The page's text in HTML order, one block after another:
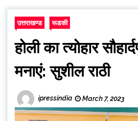
उत्तराखण्ड रूडकी
होली का त्योहार
मनाएं: सुशील राठी
ipressindia March 7, 2023